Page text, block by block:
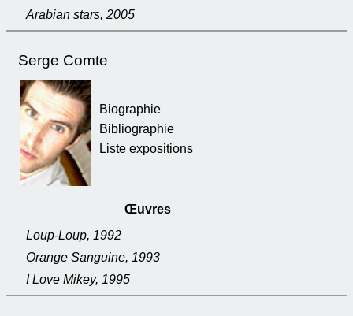
Arabian stars, 2005
Serge Comte
Biographie
Bibliographie
Liste expositions
Œuvres
Loup-Loup, 1992
Orange Sanguine, 1993
I Love Mikey, 1995